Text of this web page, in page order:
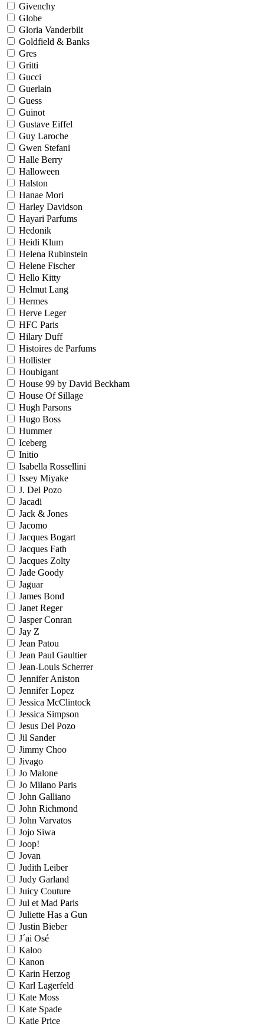
Givenchy
Globe
Gloria Vanderbilt
Goldfield & Banks
Gres
Gritti
Gucci
Guerlain
Guess
Guinot
Gustave Eiffel
Guy Laroche
Gwen Stefani
Halle Berry
Halloween
Halston
Hanae Mori
Harley Davidson
Hayari Parfums
Hedonik
Heidi Klum
Helena Rubinstein
Helene Fischer
Hello Kitty
Helmut Lang
Hermes
Herve Leger
HFC Paris
Hilary Duff
Histoires de Parfums
Hollister
Houbigant
House 99 by David Beckham
House Of Sillage
Hugh Parsons
Hugo Boss
Hummer
Iceberg
Initio
Isabella Rossellini
Issey Miyake
J. Del Pozo
Jacadi
Jack & Jones
Jacomo
Jacques Bogart
Jacques Fath
Jacques Zolty
Jade Goody
Jaguar
James Bond
Janet Reger
Jasper Conran
Jay Z
Jean Patou
Jean Paul Gaultier
Jean-Louis Scherrer
Jennifer Aniston
Jennifer Lopez
Jessica McClintock
Jessica Simpson
Jesus Del Pozo
Jil Sander
Jimmy Choo
Jivago
Jo Malone
Jo Milano Paris
John Galliano
John Richmond
John Varvatos
Jojo Siwa
Joop!
Jovan
Judith Leiber
Judy Garland
Juicy Couture
Jul et Mad Paris
Juliette Has a Gun
Justin Bieber
J´ai Osé
Kaloo
Kanon
Karin Herzog
Karl Lagerfeld
Kate Moss
Kate Spade
Katie Price